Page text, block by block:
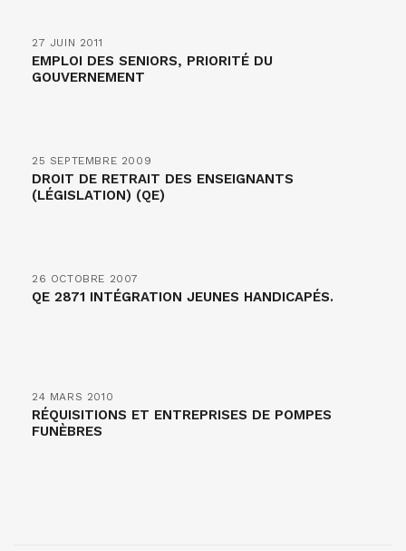
27 JUIN 2011
EMPLOI DES SENIORS, PRIORITÉ DU
GOUVERNEMENT
25 SEPTEMBRE 2009
DROIT DE RETRAIT DES ENSEIGNANTS
(LÉGISLATION) (QE)
26 OCTOBRE 2007
QE 2871 INTÉGRATION JEUNES HANDICAPÉS.
24 MARS 2010
RÉQUISITIONS ET ENTREPRISES DE POMPES
FUNÈBRES